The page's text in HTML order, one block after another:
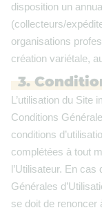
disposition un
(collecteurs/
organisations
création variétale,
3.
L’utilisation du Site
Conditions
conditions
complétées à tout
l’Utilisateur. En
Générales
se doit de renoncer